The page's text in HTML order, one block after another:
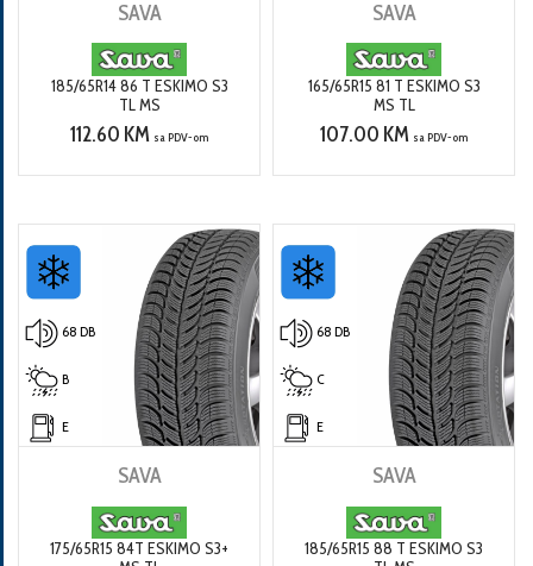
SAVA
185/65R14 86 T ESKIMO S3
TL MS
112.60 KM sa PDV-om
SAVA
165/65R15 81 T ESKIMO S3
MS TL
107.00 KM sa PDV-om
68 DB
B
E
SAVA
175/65R15 84T ESKIMO S3+
68 DB
C
E
SAVA
185/65R15 88 T ESKIMO S3